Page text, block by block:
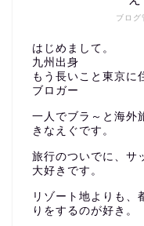
ブログ
はじめまして。
九州出身
もう長いこと東京に
ブロガー
一人でブラ～と海外
きなえぐです。
旅行のついでに、サ
大好きです。
リゾート地よりも、
りをするのが好き。